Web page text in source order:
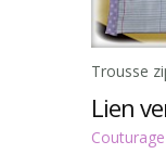
Trousse
Lien